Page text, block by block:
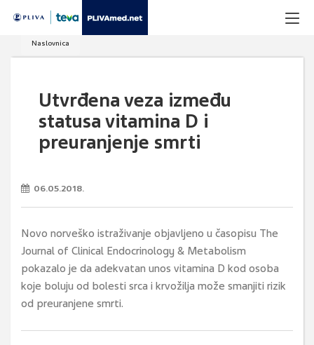
Naslovnica
Utvrđena veza između
statusa vitamina D i
preuranjenje smrti
06.05.2018.
Novo norveško istraživanje objavljeno u časopisu The
Journal of Clinical Endocrinology & Metabolism
pokazalo je da adekvatan unos vitamina D kod osoba
koje boluju od bolesti srca i krvožilja može smanjiti rizik
od preuranjene smrti.